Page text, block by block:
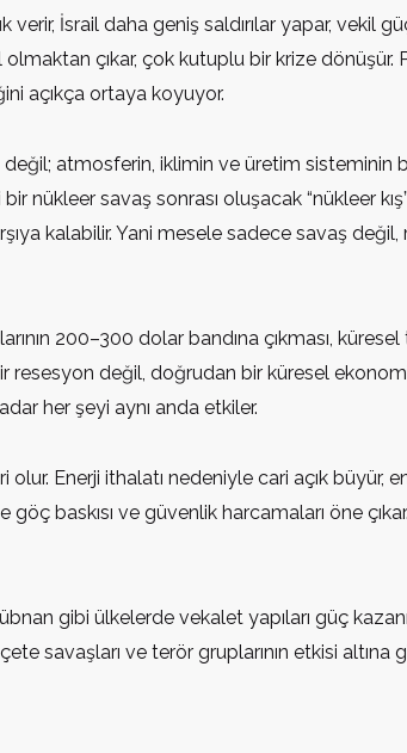
İsrail daha geniş saldırılar yapar, vekil
çıkar, çok kutuplu bir krize dönüşür.
açıkça ortaya koyuyor.
atmosferin, iklimin ve üretim sisteminin
nükleer savaş sonrası oluşacak “nükleer
kalabilir. Yani mesele sadece savaş
200–300 dolar bandına çıkması,
değil, doğrudan bir küresel
her şeyi aynı anda etkiler.
Enerji ithalatı nedeniyle cari açık büyür,
baskısı ve güvenlik harcamaları öne
gibi ülkelerde vekalet yapıları güç
savaşları ve terör gruplarının etkisi altına